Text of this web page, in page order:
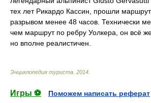
тех лет Рикардо Кассин, прошли маршрут
разрывом менее 48 часов. Технически
чем маршрут по ребру Уолкера, он всё
но вполне реалистичен.
Энциклопедия туриста 2014
Игры ⚽
Поможем написать реферат